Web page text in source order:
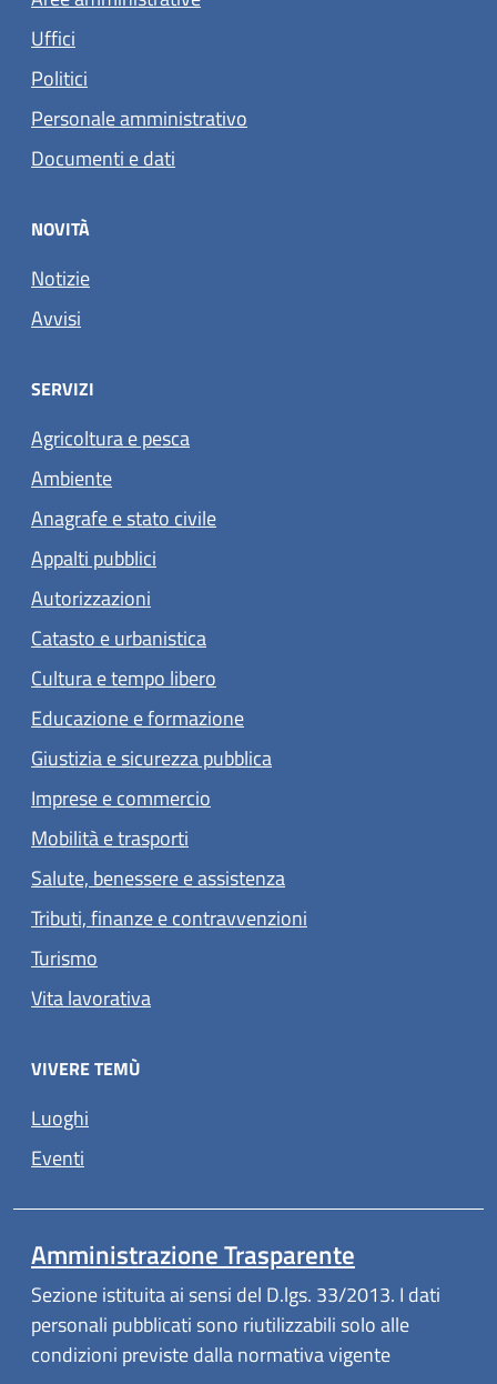
Uffici
Politici
Personale amministrativo
Documenti e dati
NOVITÀ
Notizie
Avvisi
SERVIZI
Agricoltura e pesca
Ambiente
Anagrafe e stato civile
Appalti pubblici
Autorizzazioni
Catasto e urbanistica
Cultura e tempo libero
Educazione e formazione
Giustizia e sicurezza pubblica
Imprese e commercio
Mobilità e trasporti
Salute, benessere e assistenza
Tributi, finanze e contravvenzioni
Turismo
Vita lavorativa
VIVERE TEMÙ
Luoghi
Eventi
Amministrazione Trasparente
Sezione istituita ai sensi del D.lgs. 33/2013. I dati
personali pubblicati sono riutilizzabili solo alle
condizioni previste dalla normativa vigente